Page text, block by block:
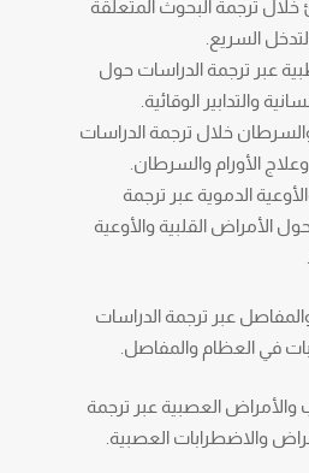
ترجمة البحوث المتعلقة
السريع.
عبر ترجمة الدراسات حول
والتدابير الوقائية.
خلال ترجمة الدراسات
الأورام والسرطان.
الدموية عبر ترجمة
الأمراض القلبية والأوعية
عبر ترجمة الدراسات
في العظام والمفاصل.
العصبية عبر ترجمة
والاضطرابات العصبية.